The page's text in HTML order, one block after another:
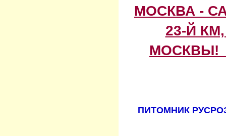
МОСКВА -
23-Й
МОСКВЫ!
ПИТОМНИК